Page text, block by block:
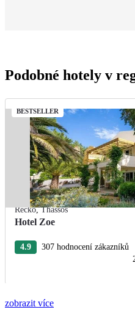
Podobné hotely v
BESTSELLER
Řecko,Thassos
Hotel Zoe
4.9
307 hodnocení zákazníků
zobrazit více